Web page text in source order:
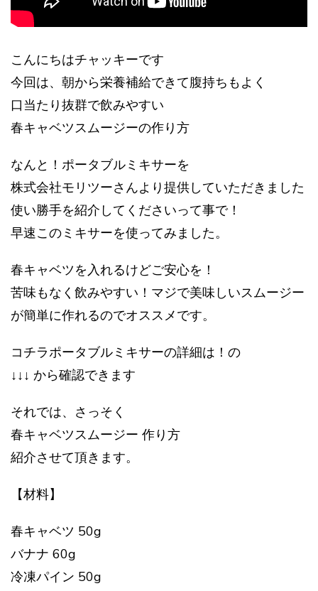
こんにちはチャッキーです
今回は、朝から栄養補給できて腹持ちもよく
口当たり抜群で飲みやすい
春キャベツスムージーの作り方
なんと！ポータブルミキサーを
株式会社モリツーさんより提供していただきました
使い勝手を紹介してくださいって事で！
早速このミキサーを使ってみました。
春キャベツを入れるけどご安心を！
苦味もなく飲みやすい！マジで美味しいスムージー
が簡単に作れるのでオススメです。
コチラポータブルミキサーの詳細は！の
↓↓↓ から確認できます
それでは、さっそく
春キャベツスムージー 作り方
紹介させて頂きます。
【材料】
春キャベツ 50g
バナナ 60g
冷凍パイン 50g